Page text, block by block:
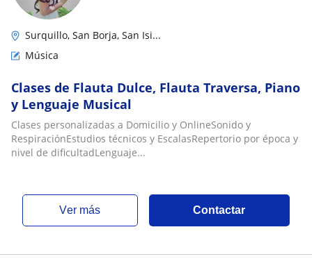
Surquillo, San Borja, San Isi...
Música
Clases de Flauta Dulce, Flauta Traversa, Piano
y Lenguaje Musical
Clases personalizadas a Domicilio y OnlineSonido y
RespiraciónEstudios técnicos y EscalasRepertorio por época y
nivel de dificultadLenguaje...
ver más Contactar